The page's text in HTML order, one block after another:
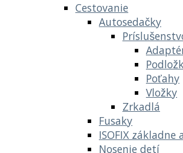
Cestovanie
Autosedačky
Poťahy
Vložky
Zrkadlá
Fusaky
ISOFIX základne
Nosenie detí